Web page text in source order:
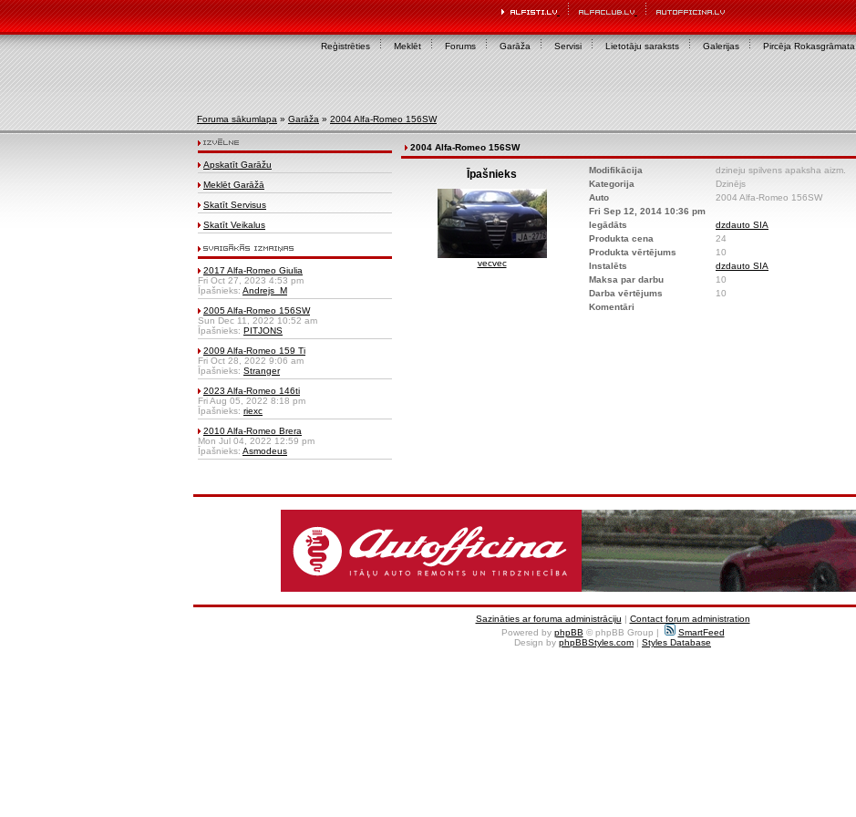
Reģistrēties Meklēt Forums Garāža Servisi Lietotāju saraksts Galerijas Pircēja Rokasgrāmata
Foruma sākumlapa » Garāža » 2004 Alfa-Romeo 156SW
Apskatīt Garāžu
Meklēt Garāžā
Skatīt Servisus
Skatīt Veikalus
2017 Alfa-Romeo Giulia
Fri Oct 27, 2023 4:53 pm
Īpašnieks: Andrejs_M
2005 Alfa-Romeo 156SW
Sun Dec 11, 2022 10:52 am
Īpašnieks: PITJONS
2009 Alfa-Romeo 159 Ti
Fri Oct 28, 2022 9:06 am
Īpašnieks: Stranger
2023 Alfa-Romeo 146ti
Fri Aug 05, 2022 8:18 pm
Īpašnieks: riexc
2010 Alfa-Romeo Brera
Mon Jul 04, 2022 12:59 pm
Īpašnieks: Asmodeus
2004 Alfa-Romeo 156SW
Īpašnieks
vecvec
Modifikācija
dzineju spilvens apaksha aizm.
Kategorija
Dzinējs
Auto
2004 Alfa-Romeo 156SW
Fri Sep 12, 2014 10:36 pm
Iegādāts
dzdauto SIA
Produkta cena
24
Produkta vērtējums
10
Instalēts
dzdauto SIA
Maksa par darbu
10
Darba vērtējums
10
Komentāri
Sazināties ar foruma administrāciju | Contact forum administration
Powered by phpBB © phpBB Group |
SmartFeed
Design by phpBBStyles.com | Styles Database